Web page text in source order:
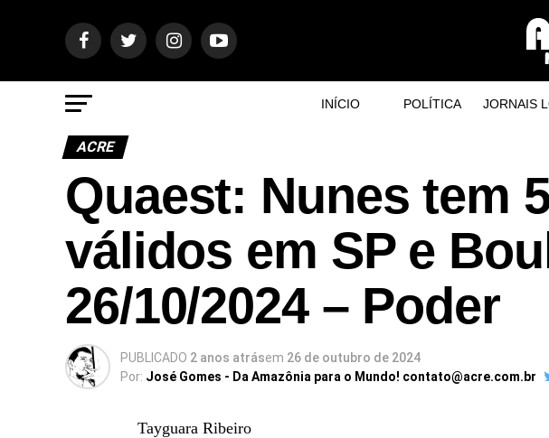
INÍCIO POLÍTICA JORNAIS
ACRE
Quaest: Nunes tem
válidos em SP e
26/10/2024 – Poder
PUBLICADO 2 anos atrásem 26 de outubro de 2024
Por: José Gomes - Da Amazônia para o Mundo! contato@acre.com.br
Tayguara Ribeiro